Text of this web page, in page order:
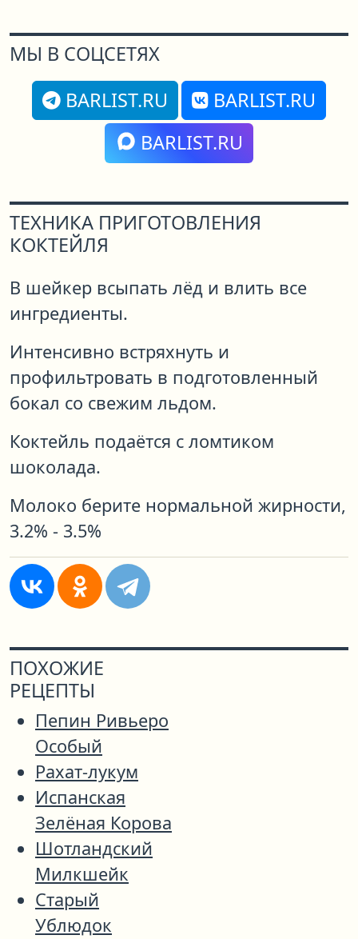
МЫ В СОЦСЕТЯХ
BARLIST.RU
BARLIST.RU
BARLIST.RU
ТЕХНИКА ПРИГОТОВЛЕНИЯ
КОКТЕЙЛЯ
В шейкер всыпать лёд и влить все
ингредиенты.
Интенсивно встряхнуть и
профильтровать в подготовленный
бокал со свежим льдом.
Коктейль подаётся с ломтиком
шоколада.
Молоко берите нормальной жирности,
3.2% - 3.5%
ПОХОЖИЕ
РЕЦЕПТЫ
Пепин Ривьеро
Особый
Рахат-лукум
Испанская
Зелёная Корова
Шотландский
Милкшейк
Старый
Ублюдок